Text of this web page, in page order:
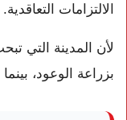
الالتزامات التعاقدية.
لأن المدينة التي
بزراعة الوعود،